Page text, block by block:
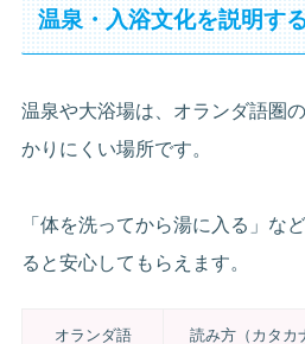
温泉・入浴文化を説明す
温泉や大浴場は、オランダ語圏
かりにくい場所です。
「体を洗ってから湯に入る」な
ると安心してもらえます。
オランダ語 読み方（カタカ